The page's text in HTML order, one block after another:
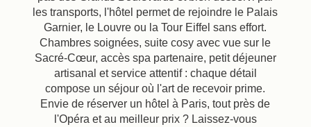
les transports, l'hôtel permet de rejoindre le Palais
Garnier, le Louvre ou la Tour Eiffel sans effort.
Chambres soignées, suite cosy avec vue sur le
Sacré-Cœur, accès spa partenaire, petit déjeuner
artisanal et service attentif : chaque détail
compose un séjour où l'art de recevoir prime.
Envie de réserver un hôtel à Paris, tout près de
l'Opéra et au meilleur prix ? Laissez-vous